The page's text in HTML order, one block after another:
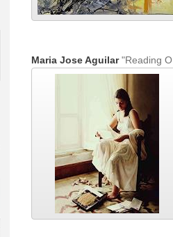
Maria Jose Aguilar"Reading Old Letters Oil on wood. 146 x 114 cm."